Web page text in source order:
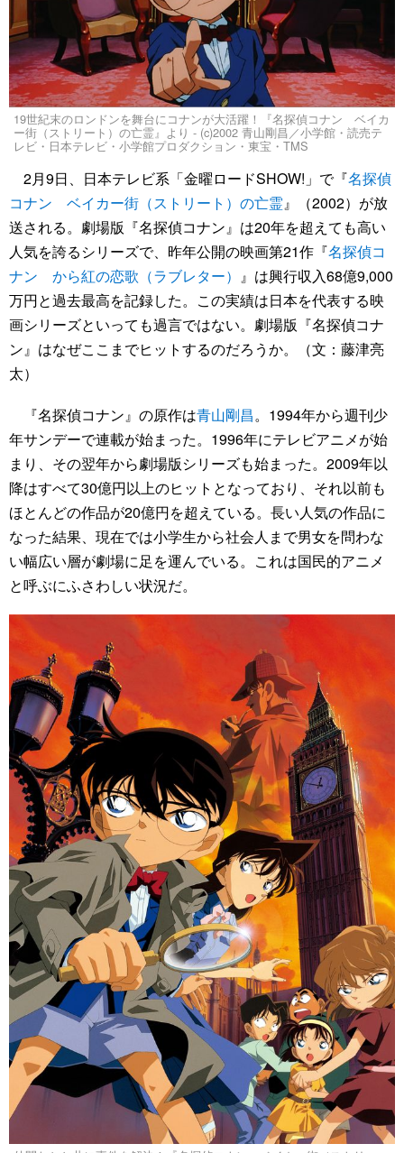
19世紀末のロンドンを舞台にコナンが大活躍！『名探偵コナン ベイカ
ー街（ストリート）の亡霊』より - (c)2002 青山剛昌／小学館・読売テ
レビ・日本テレビ・小学館プロダクション・東宝・TMS
2月9日、日本テレビ系「金曜ロードSHOW!」で『名探偵
コナン ベイカー街（ストリート）の亡霊』（2002）が放
送される。劇場版『名探偵コナン』は20年を超えても高い
人気を誇るシリーズで、昨年公開の映画第21作『名探偵コ
ナン から紅の恋歌（ラブレター） 』は興行収入68億9,000
万円と過去最高を記録した。この実績は日本を代表する映
画シリーズといっても過言ではない。劇場版『名探偵コナ
ン』はなぜここまでヒットするのだろうか。（文：藤津亮
太）
『名探偵コナン』の原作は青山剛昌。1994年から週刊少
年サンデーで連載が始まった。1996年にテレビアニメが始
まり、その翌年から劇場版シリーズも始まった。2009年以
降はすべて30億円以上のヒットとなっており、それ以前も
ほとんどの作品が20億円を超えている。長い人気の作品に
なった結果、現在では小学生から社会人まで男女を問わな
い幅広い層が劇場に足を運んでいる。これは国民的アニメ
と呼ぶにふさわしい状況だ。